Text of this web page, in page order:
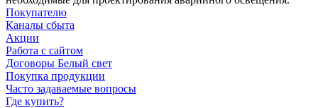
Покупателю
Каналы сбыта
Акции
Работа с сайтом
Договоры Белый свет
Покупка продукции
Часто задаваемые вопросы
Где купить?